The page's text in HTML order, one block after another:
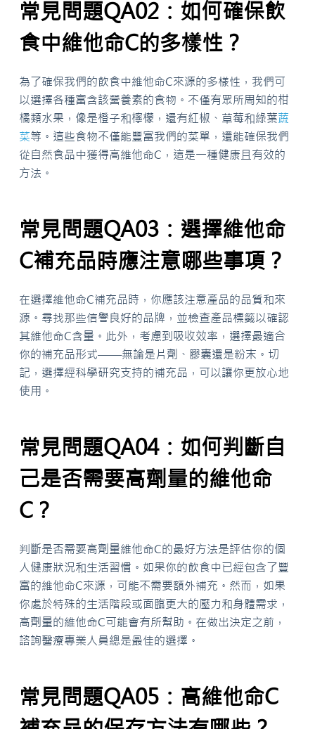
常見問題QA02：如何確保飲
食中維他命C的多樣性？
為了確保我們的飲食中維他命C來源的多樣性，我們可
以選擇各種富含該營養素的食物。不僅有眾所周知的柑
橘類水果，像是橙子和檸檬，還有紅椒、草莓和綠葉蔬
菜等。這些食物不僅能豐富我們的菜單，還能確保我們
從自然食品中獲得高維他命C，這是一種健康且有效的
方法。
常見問題QA03：選擇維他命
C補充品時應注意哪些事項？
在選擇維他命C補充品時，你應該注意產品的品質和來
源。尋找那些信譽良好的品牌，並檢查產品標籤以確認
其維他命C含量。此外，考慮到吸收效率，選擇最適合
你的補充品形式——無論是片劑、膠囊還是粉末。切
記，選擇經科學研究支持的補充品，可以讓你更放心地
使用。
常見問題QA04：如何判斷自
己是否需要高劑量的維他命
C？
判斷是否需要高劑量維他命C的最好方法是評估你的個
人健康狀況和生活習慣。如果你的飲食中已經包含了豐
富的維他命C來源，可能不需要額外補充。然而，如果
你處於特殊的生活階段或面臨更大的壓力和身體需求，
高劑量的維他命C可能會有所幫助。在做出決定之前，
諮詢醫療專業人員總是最佳的選擇。
常見問題QA05：高維他命C